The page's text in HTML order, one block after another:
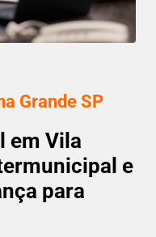
Grande SP
em Vila
e
para